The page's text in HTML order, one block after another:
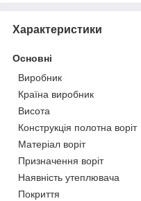
Характеристики
Основні
Виробник
Країна виробник
Висота
Конструкція полотна воріт
Матеріал воріт
Призначення воріт
Наявність утеплювача
Покриття